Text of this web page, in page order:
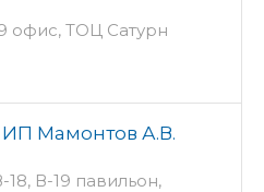
офис, ТОЦ Сатурн
Мамонтов А.В.
В-19 павильон,